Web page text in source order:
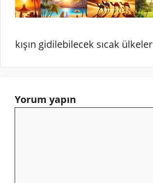
kışın gidilebilecek sıcak ülkeler
Yorum yapın